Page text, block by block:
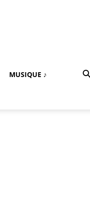
MUSIQUE ♪